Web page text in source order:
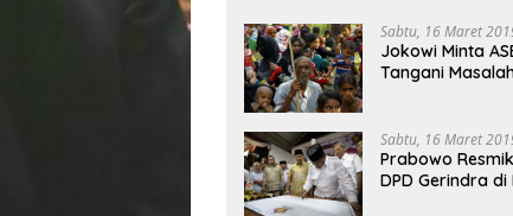
Sabtu, 16 Maret
Jokowi Minta
Tangani
Sabtu, 16 Maret
Prabowo
DPD Gerindra di